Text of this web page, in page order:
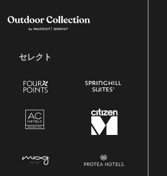
セレクト